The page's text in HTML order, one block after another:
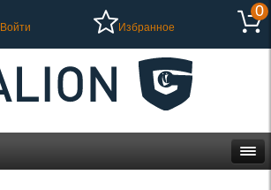
Войти Избранное
0